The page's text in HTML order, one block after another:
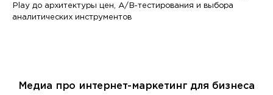
Play до архитектуры цен, A/B-тестирования и выбора
аналитических инструментов
Медиа про интернет-маркетинг для бизнеса